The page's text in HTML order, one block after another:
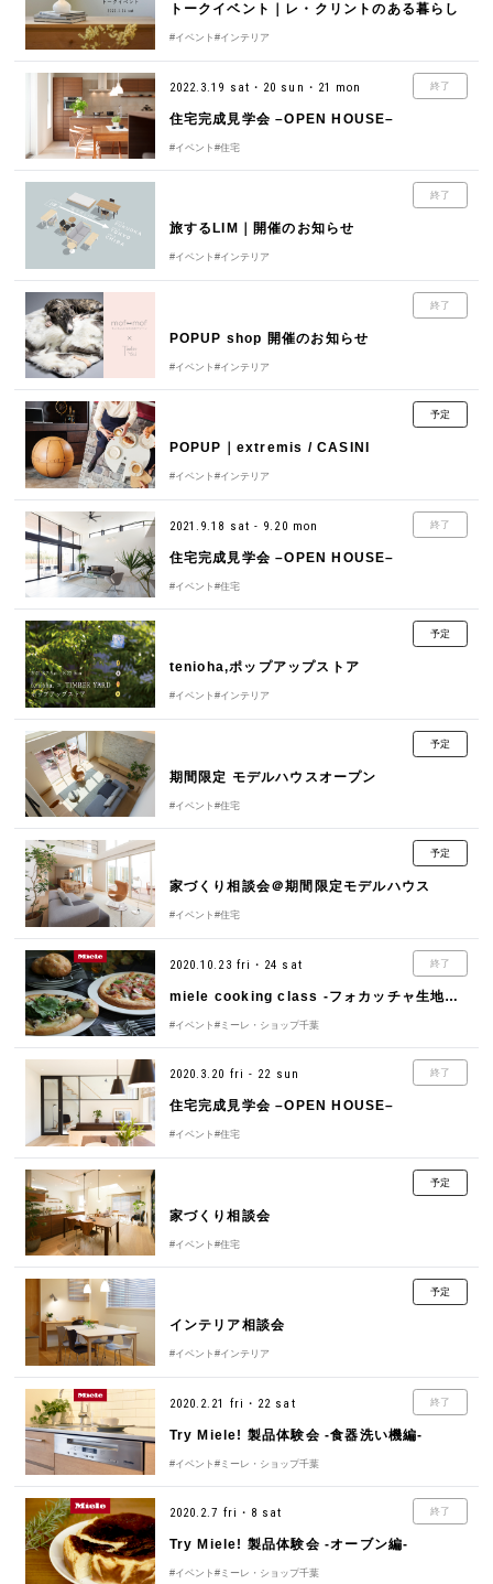
トークイベント｜レ・クリントのある暮らし
#イベント #インテリア
終了
2022.3.19 sat・20 sun・21 mon
住宅完成見学会 –OPEN HOUSE–
#イベント #住宅
終了
旅するLIM｜開催のお知らせ
#イベント #インテリア
終了
POPUP shop 開催のお知らせ
#イベント #インテリア
予定
POPUP｜extremis / CASINI
#イベント #インテリア
終了
2021.9.18 sat - 9.20 mon
住宅完成見学会 –OPEN HOUSE–
#イベント #住宅
予定
tenioha,ポップアップストア
#イベント #インテリア
予定
期間限定 モデルハウスオープン
#イベント #住宅
予定
家づくり相談会＠期間限定モデルハウス
#イベント #住宅
終了
2020.10.23 fri・24 sat
miele cooking class -フォカッチャ生地で作る秋のピザ -
#イベント #ミーレ・ショップ千葉
終了
2020.3.20 fri - 22 sun
住宅完成見学会 –OPEN HOUSE–
#イベント #住宅
予定
家づくり相談会
#イベント #住宅
予定
インテリア相談会
#イベント #インテリア
終了
2020.2.21 fri・22 sat
Try Miele! 製品体験会 -食器洗い機編-
#イベント #ミーレ・ショップ千葉
終了
2020.2.7 fri・8 sat
Try Miele! 製品体験会 -オーブン編-
#イベント #ミーレ・ショップ千葉